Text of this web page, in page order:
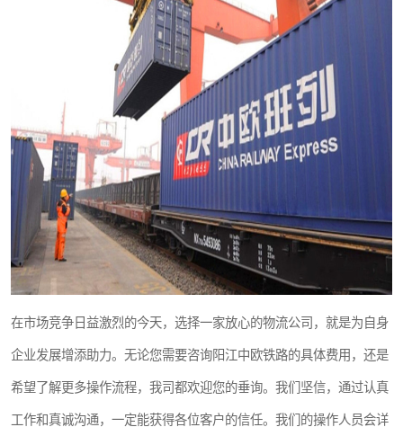
在市场竞争日益激烈的今天，选择一家放心的物流公司，就是为自身
企业发展增添助力。无论您需要咨询阳江中欧铁路的具体费用，还是
希望了解更多操作流程，我司都欢迎您的垂询。我们坚信，通过认真
工作和真诚沟通，一定能获得各位客户的信任。我们的操作人员会详